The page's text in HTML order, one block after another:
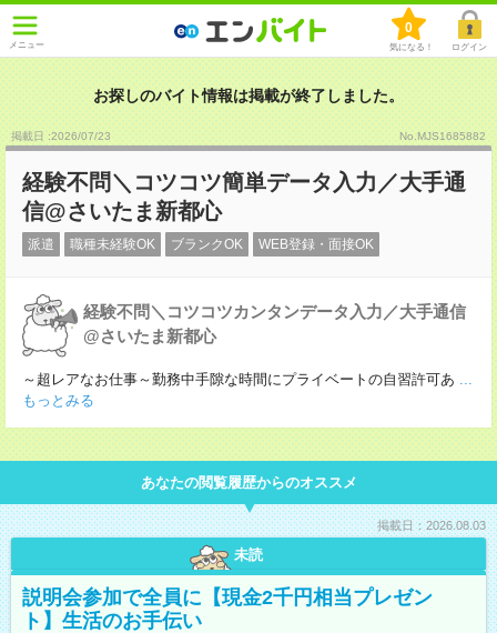
メニュー
0
気になる！ ログイン
お探しのバイト情報は掲載が終了しました。
掲載日 :2026/07/23 No.MJS1685882
経験不問＼コツコツ簡単データ入力／大手通
信@さいたま新都心
派遣 職種未経験OK ブランクOK WEB登録・面接OK
経験不問＼コツコツカンタンデータ入力／大手通信
@さいたま新都心
～超レアなお仕事～勤務中手隙な時間にプライベートの自習許可あ ...
もっとみる
あなたの閲覧履歴からのオススメ
掲載日：2026.08.03
未読
説明会参加で全員に【現金2千円相当プレゼン
ト】生活のお手伝い